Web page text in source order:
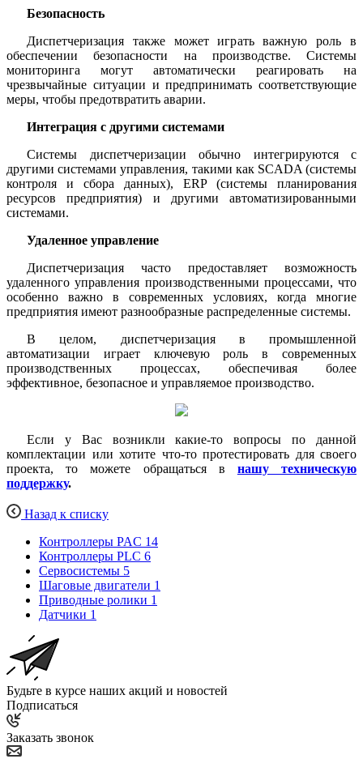
Безопасность
Диспетчеризация также может играть важную роль в
обеспечении безопасности на производстве. Системы
мониторинга могут автоматически реагировать на
чрезвычайные ситуации и предпринимать соответствующие
меры, чтобы предотвратить аварии.
Интеграция с другими системами
Системы диспетчеризации обычно интегрируются с
другими системами управления, такими как SCADA (системы
контроля и сбора данных), ERP (системы планирования
ресурсов предприятия) и другими автоматизированными
системами.
Удаленное управление
Диспетчеризация часто предоставляет возможность
удаленного управления производственными процессами, что
особенно важно в современных условиях, когда многие
предприятия имеют разнообразные распределенные системы.
В целом, диспетчеризация в промышленной
автоматизации играет ключевую роль в современных
производственных процессах, обеспечивая более
эффективное, безопасное и управляемое производство.
Если у Вас возникли какие-то вопросы по данной
комплектации или хотите что-то протестировать для своего
проекта, то можете обращаться в нашу техническую
поддержку.
Назад к списку
Контроллеры PAC 14
Контроллеры PLC 6
Сервосистемы 5
Шаговые двигатели 1
Приводные ролики 1
Датчики 1
Будьте в курсе наших акций и новостей
Подписаться
Заказать звонок